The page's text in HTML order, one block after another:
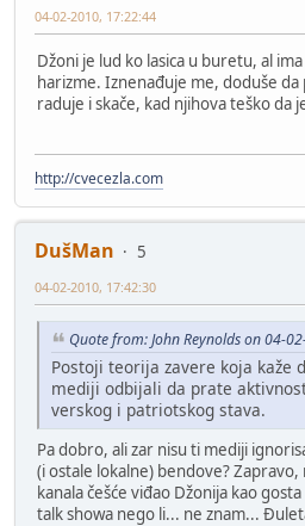
04-02-2010, 17:22:44
Džoni je lud ko lasica u buretu, al
harizme. Iznenađuje me, doduše da
raduje i skače, kad njihova teško da
http://cvecezla.com
DušMan
5
04-02-2010, 17:42:30
Quote from: John Reynolds on 04-
Postoji teorija zavere koja kaže
mediji odbijali da prate
verskog i patriotskog stava.
Pa dobro, ali zar nisu ti mediji
(i ostale lokalne) bendove?
kanala češće viđao Džonija kao
talk showa nego li... ne znam...